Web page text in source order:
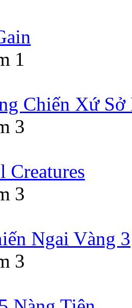
1
Chiến Xứ Sở
3
Creatures
3
Ngai Vàng 3
3